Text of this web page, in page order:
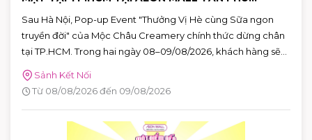
Sau Hà Nội, Pop-up Event "Thưởng Vị Hè cùng Sữa ngon
truyền đời" của Mộc Châu Creamery chính thức dừng chân
tại TP.HCM. Trong hai ngày 08–09/08/2026, khách hàng sẽ
có cơ hội khám phá những hương vị mùa hè độc đáo, tham
gia nhiều hoạt động tương tác thú vị và nhận quà tặng phiên
bản giới hạn tại AEON MALL Tân Phú Celadon.
Sảnh Kết Nối
Từ 08/08/2026 đến 09/08/2026